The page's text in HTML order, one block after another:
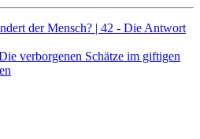
der Mensch? | 42 - Die Antwort
verborgenen Schätze im giftigen